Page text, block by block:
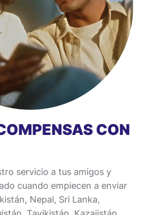
CON
servicio a tus amigos y
cuando empiecen a enviar
Nepal, Sri Lanka,